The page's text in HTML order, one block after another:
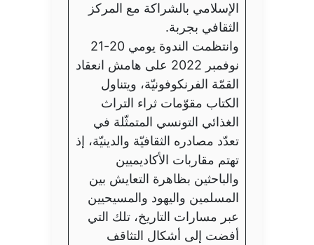
الإسلامي بالشراكة مع المركز
الثقافي بجربة.
وانتظمت الندوة يومي 20-21
نوفمبر 2022 على هامش انعقاد
القمّة الفرنكوفونيّة، ويتناول
الكتاب مقوّمات ثراء التراث
الغذائي التونسي المتمثّلة في
تعدّد مصادره الثقافيّة والدينيّة، إذ
تهتم مقاربات الأكاديميين
والباحثين بظاهرة التعايش بين
المسلمين واليهود والمسيحيين
عبر مسارات التاريخ، تلك التي
أفضت إلى أشكال التثاقف